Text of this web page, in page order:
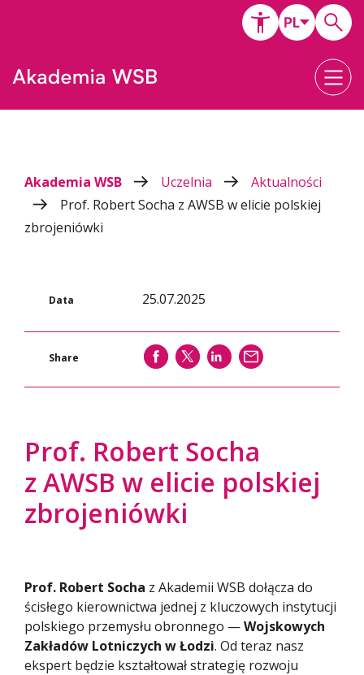
Akademia WSB Uczelnia
Aktualności
Prof. Robert Socha z AWSB w elicie polskiej
zbrojeniówki
Data 25.07.2025
Share SHARE SHARE SHARE
Prof. Robert Socha
z AWSB w elicie polskiej
zbrojeniówki
Prof. Robert Socha z Akademii WSB dołącza do
ścisłego kierownictwa jednej z kluczowych instytucji
polskiego przemysłu obronnego —Wojskowych
Zakładów Lotniczych w Łodzi. Od teraz nasz
ekspert będzie kształtował strategię rozwoju